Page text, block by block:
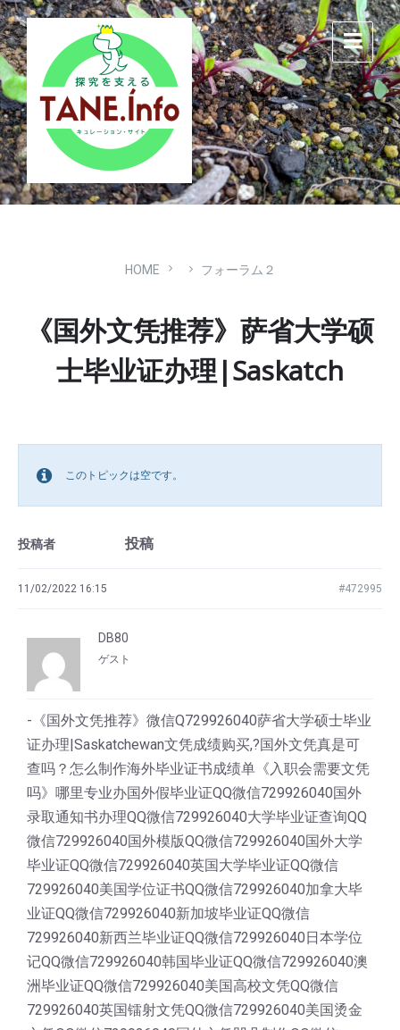
Skip
to
content
Skip
to
main
navigation
Skip
to
footer
HOME フォーラム２
《国外文凭推荐》萨省大学硕
士毕业证办理|Saskatch
このトピックは空です。
投稿者 投稿
11/02/2022 16:15 #472995
DB80
ゲスト
-《国外文凭推荐》微信Q729926040萨省大学硕士毕业
证办理|Saskatchewan文凭成绩购买,?国外文凭真是可
查吗？怎么制作海外毕业证书成绩单《入职会需要文凭
吗》哪里专业办国外假毕业证QQ微信729926040国外
录取通知书办理QQ微信729926040大学毕业证查询QQ
微信729926040国外模版QQ微信729926040国外大学
毕业证QQ微信729926040英国大学毕业证QQ微信
729926040美国学位证书QQ微信729926040加拿大毕
业证QQ微信729926040新加坡毕业证QQ微信
729926040新西兰毕业证QQ微信729926040日本学位
记QQ微信729926040韩国毕业证QQ微信729926040澳
洲毕业证QQ微信729926040美国高校文凭QQ微信
729926040英国镭射文凭QQ微信729926040美国烫金